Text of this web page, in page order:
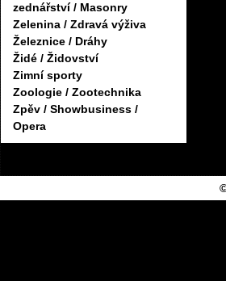
zednářství / Masonry
Zelenina / Zdravá výživa
Železnice / Dráhy
Židé / Židovství
Zimní sporty
Zoologie / Zootechnika
Zpěv / Showbusiness /
Opera